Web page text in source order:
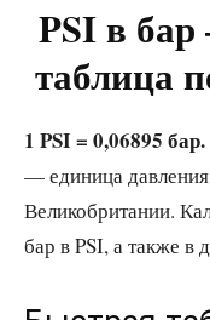
PSI в
таблица
1 PSI = 0,06895 бар.
— единица
Великобритании.
бар в PSI, а также в